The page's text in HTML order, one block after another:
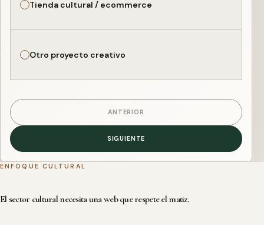
Tienda cultural / ecommerce
Otro proyecto creativo
ANTERIOR
SIGUIENTE
ENFOQUE CULTURAL
El sector cultural necesita una web que respete el matiz.